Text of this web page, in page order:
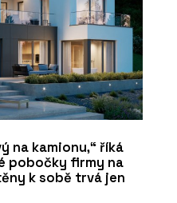
na kamionu,“ říká
pobočky firmy na
k sobě trvá jen